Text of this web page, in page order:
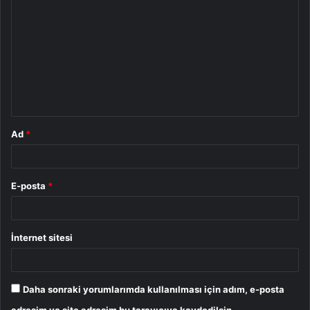
Ad *
E-posta *
İnternet sitesi
Daha sonraki yorumlarımda kullanılması için adım, e-posta